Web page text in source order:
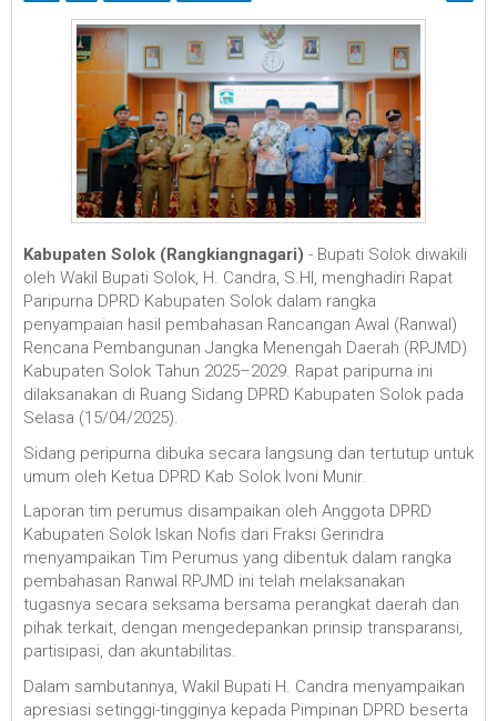
Kabupaten Solok (Rangkiangnagari) - Bupati Solok diwakili
oleh Wakil Bupati Solok, H. Candra, S.HI, menghadiri Rapat
Paripurna DPRD Kabupaten Solok dalam rangka
penyampaian hasil pembahasan Rancangan Awal (Ranwal)
Rencana Pembangunan Jangka Menengah Daerah (RPJMD)
Kabupaten Solok Tahun 2025–2029. Rapat paripurna ini
dilaksanakan di Ruang Sidang DPRD Kabupaten Solok pada
Selasa (15/04/2025).
Sidang peripurna dibuka secara langsung dan tertutup untuk
umum oleh Ketua DPRD Kab Solok Ivoni Munir.
Laporan tim perumus disampaikan oleh Anggota DPRD
Kabupaten Solok Iskan Nofis dari Fraksi Gerindra
menyampaikan Tim Perumus yang dibentuk dalam rangka
pembahasan Ranwal RPJMD ini telah melaksanakan
tugasnya secara seksama bersama perangkat daerah dan
pihak terkait, dengan mengedepankan prinsip transparansi,
partisipasi, dan akuntabilitas.
Dalam sambutannya, Wakil Bupati H. Candra menyampaikan
apresiasi setinggi-tingginya kepada Pimpinan DPRD beserta